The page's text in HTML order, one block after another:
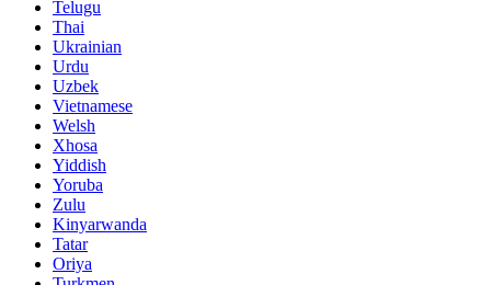
Telugu
Thai
Ukrainian
Urdu
Uzbek
Vietnamese
Welsh
Xhosa
Yiddish
Yoruba
Zulu
Kinyarwanda
Tatar
Oriya